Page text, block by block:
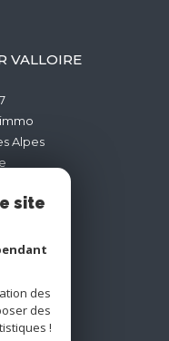
VALLOIRE
Alpes
site
des
des
!